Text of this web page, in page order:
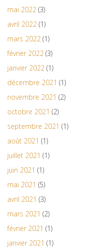
mai 2022 (3)
avril 2022 (1)
mars 2022 (1)
février 2022 (3)
janvier 2022 (1)
décembre 2021 (1)
novembre 2021 (2)
octobre 2021 (2)
septembre 2021 (1)
août 2021 (1)
juillet 2021 (1)
juin 2021 (1)
mai 2021 (5)
avril 2021 (3)
mars 2021 (2)
février 2021 (1)
janvier 2021 (1)